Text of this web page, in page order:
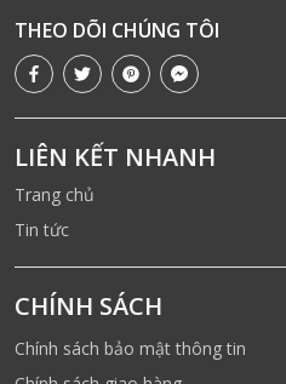
THEO DÕI CHÚNG TÔI
LIÊN KẾT NHANH
Trang chủ
Tin tức
CHÍNH SÁCH
Chính sách bảo mật thông tin